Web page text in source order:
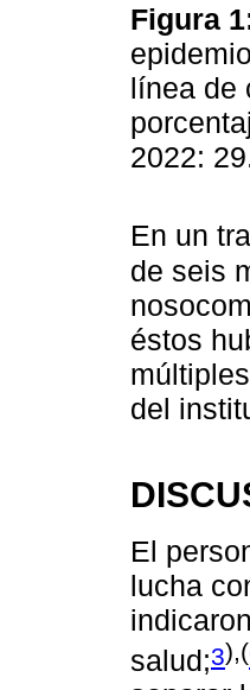
Figura
línea de
2022:
En un
de seis
éstos
del
El
lucha
salud;3),(